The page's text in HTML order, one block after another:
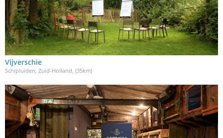
Vijverschie
Schipluiden, Zuid-Holland, (35km)